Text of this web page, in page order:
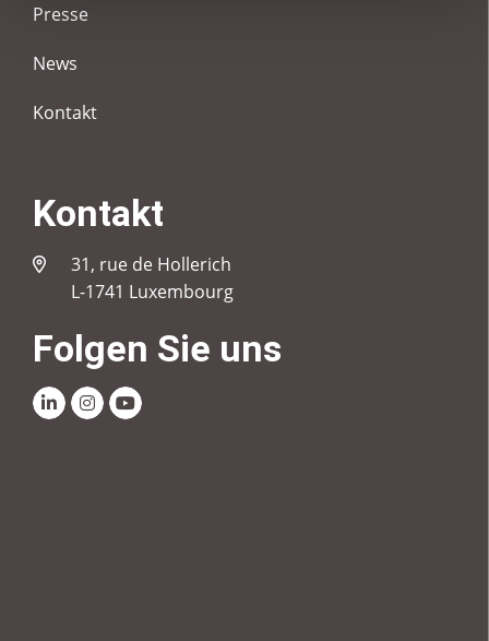
Presse
News
Kontakt
Kontakt
31, rue de Hollerich
L-1741 Luxembourg
Folgen Sie uns
LinkedinInstagram
Youtube